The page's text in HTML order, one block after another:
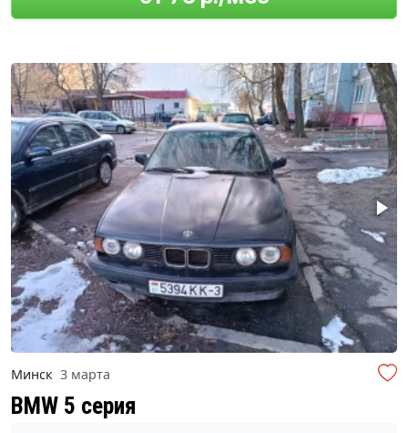
Минск 3 марта
BMW 5 серия